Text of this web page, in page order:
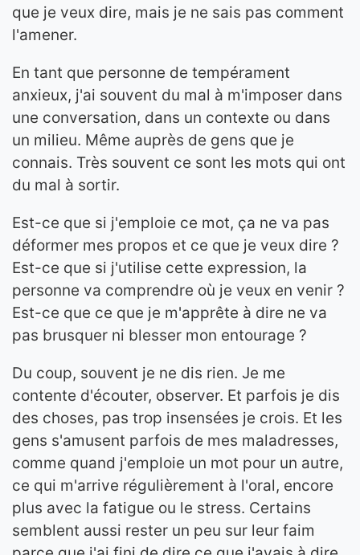
que je veux dire, mais je ne sais pas comment
l'amener.
En tant que personne de tempérament
anxieux, j'ai souvent du mal à m'imposer dans
une conversation, dans un contexte ou dans
un milieu. Même auprès de gens que je
connais. Très souvent ce sont les mots qui ont
du mal à sortir.
Est-ce que si j'emploie ce mot, ça ne va pas
déformer mes propos et ce que je veux dire ?
Est-ce que si j'utilise cette expression, la
personne va comprendre où je veux en venir ?
Est-ce que ce que je m'apprête à dire ne va
pas brusquer ni blesser mon entourage ?
Du coup, souvent je ne dis rien. Je me
contente d'écouter, observer. Et parfois je dis
des choses, pas trop insensées je crois. Et les
gens s'amusent parfois de mes maladresses,
comme quand j'emploie un mot pour un autre,
ce qui m'arrive régulièrement à l'oral, encore
plus avec la fatigue ou le stress. Certains
semblent aussi rester un peu sur leur faim